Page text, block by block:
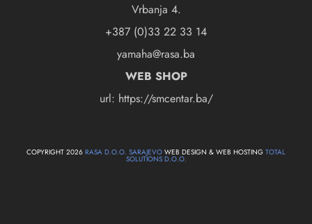
Vrbanja 4.
+387 (0)33 22 33 14
yamaha@rasa.ba
WEB SHOP
url: https://smcentar.ba/
COPYRIGHT 2026 RASA D.O.O. SARAJEVO WEB DESIGN & WEB HOSTING TOTAL
SOLUTIONS D.O.O.